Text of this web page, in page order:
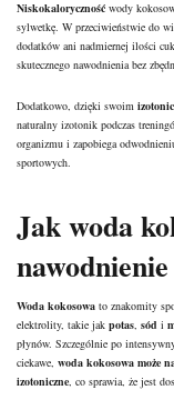
Niskokaloryczność wody
sylwetkę. W przeciwieństwie do
dodatków ani nadmiernej ilości
skutecznego nawodnienia bez
Dodatkowo, dzięki swoim
naturalny izotonik podczas
organizmu i zapobiega
sportowych.
Jak woda
Woda kokosowa to znakomity
elektrolity, takie jak potas sód i
płynów. Szczególnie po
ciekawe, woda kokosowa może
izotoniczne , co sprawia, że jest